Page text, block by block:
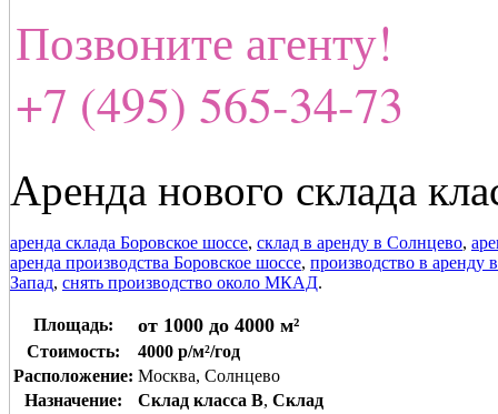
Позвоните агенту!
+7 (495) 565-34-73
Аренда нового склада
аренда склада Боровское шоссе, склад в аренду в Солнцево,
аренда производства Боровское шоссе, производство в аренду
Запад, снять производство около МКАД.
Площадь: от 1000 до 4000 м²
Стоимость:
4000 р/м²/год
Расположение: Москва, Солнцево
Назначение:
Склад класса B, Склад